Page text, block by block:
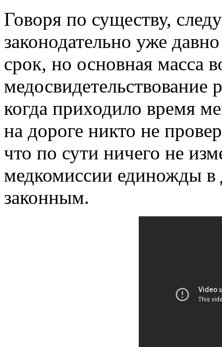
Говоря по существу,
законодательно уже
срок, но основная масса
медосвидетельствование
когда приходило время
на дороге никто не
что по сути ничего не
медкомиссии единожды в
законным.